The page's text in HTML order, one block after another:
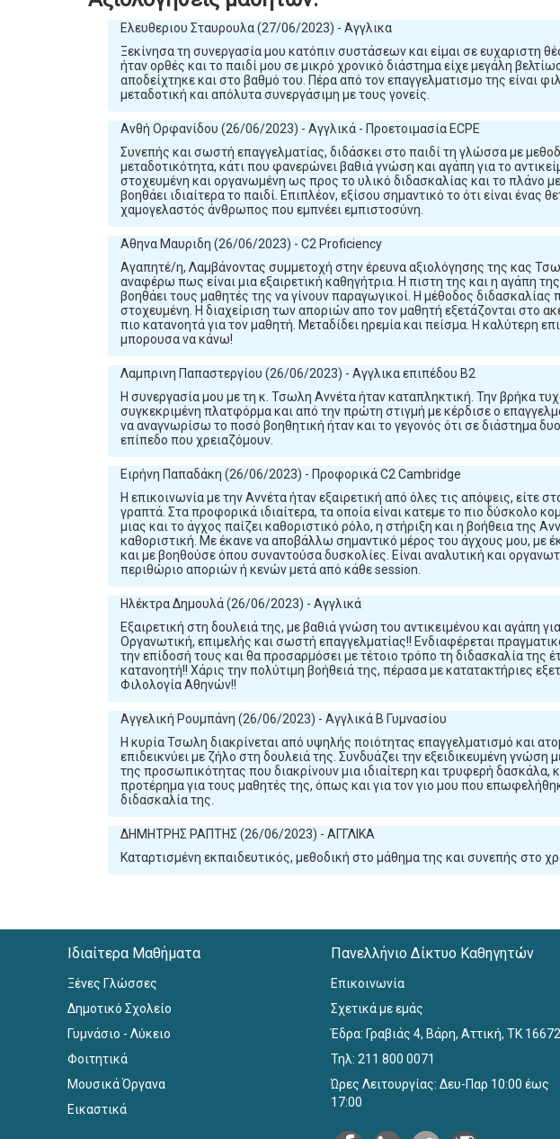
Ελευθεριου Σταυρουλα (27/06/2023) - Αγγλικα
Ξεκίνησα τη συνεργασία μου κατόπιν συστάσεων και είμαι σε ευχαριστη
ήταν ορθές και το παιδί μου σε μικρό χρονικό διάστημα είχε μεγάλη
αποδείχτηκε και στο βαθμό του. Πέρα από τον επαγγελματισμο της είναι
μεταδοτική και απόλυτα συνεργάσιμη με τους γονείς.
Ανθή Ορφανίδου (26/06/2023) - Αγγλικά - Προετοιμασία ECPE
Συνεπής και σωστή επαγγελματίας, διδάσκει στο παιδί τη γλώσσα με
μεταδοτικότητα, κάτι που φανερώνει βαθιά γνώση και αγάπη για το
στοχευμένη και οργανωμένη ως προς το υλικό διδασκαλίας και το πλάνο
βοηθάει ιδιαίτερα το παιδί. Επιπλέον, εξίσου σημαντικό το ότι είναι ένας
χαμογελαστός άνθρωπος που εμπνέει εμπιστοσύνη.
Αθηνα Μαυριδη (26/06/2023) - C2 Proficiency
Αγαπητέ/η, Λαμβάνοντας συμμετοχή στην έρευνα αξιολόγησης της κας
αναφέρω πως είναι μια εξαιρετική καθηγήτρια. Η πιστη της και η αγάπη
βοηθάει τους μαθητές της να γίνουν παραγωγικοί. Η μέθοδος διδασκαλίας
στοχευμένη. Η διαχείριση των αποριών απο τον μαθητή εξετάζονται στο
πιο κατανοητά για τον μαθητή. Μεταδίδει ηρεμία και πείσμα. Η καλύτερη
μπορουσα να κάνω!
Λαμπρινη Παπαστεργίου (26/06/2023) - Αγγλικα επιπέδου B2
Η συνεργασία μου με τη κ. Τσωλη Αννέτα ήταν καταπληκτική. Την βρήκα
συγκεκριμένη πλατφόρμα και από την πρώτη στιγμή με κέρδισε ο
να αναγνωρίσω το ποσό βοηθητική ήταν και το γεγονός ότι σε διάστημα
επίπεδο που χρειαζόμουν.
Ειρήνη Παπαδάκη (26/06/2023) - Προφορικά C2 Cambridge
Η επικοινωνία με την Αννέτα ήταν εξαιρετική από όλες τις απόψεις, είτε
γραπτά. Στα προφορικά ιδιαίτερα, τα οποία είναι κατεμε το πιο δύσκολο
μιας και το άγχος παίζει καθοριστικό ρόλο, η στήριξη και η βοήθεια της
καθοριστική. Με έκανε να αποβάλλω σημαντικό μέρος του άγχους μου, με
και με βοηθούσε όπου συναντούσα δυσκολίες. Είναι αναλυτική και
περιθώριο αποριών ή κενών μετά από κάθε session.
Ηλέκτρα Δημουλά (26/06/2023) - Αγγλικά
Εξαιρετική στη δουλειά της, με βαθιά γνώση του αντικειμένου και αγάπη
Οργανωτική, επιμελής και σωστή επαγγελματίας!! Ενδιαφέρεται
την επίδοσή τους και θα προσαρμόσει με τέτοιο τρόπο τη διδασκαλία της
κατανοητή!! Χάρις την πολύτιμη βοήθειά της, πέρασα με κατατακτήριες
Φιλολογία Αθηνών!!
Αγγελική Ρουμπάνη (26/06/2023) - Αγγλικά Β Γυμνασίου
Η κυρία Τσωλη διακρίνεται από υψηλής ποιότητας επαγγελματισμό και
επιδεικνύει με ζήλο στη δουλειά της. Συνδυάζει την εξειδικευμένη γνώση
της προσωπικότητας που διακρίνουν μια ιδιαίτερη και τρυφερή δασκάλα,
προτέρημα για τους μαθητές της, όπως και για τον γιο μου που
διδασκαλία της.
ΔΗΜΗΤΡΗΣ ΡΑΠΤΗΣ (26/06/2023) - ΑΓΓΛΙΚΑ
Καταρτισμένη εκπαιδευτικός, μεθοδική στο μάθημα της και συνεπής στο
Ιδιαίτερα Μαθήματα
Ξένες Γλώσσες
Δημοτικό Σχολείο
Γυμνάσιο - Λύκειο
Φοιτητικά
Μουσικά Όργανα
Εικαστικά
Πανελλήνιο Δίκτυο Καθηγητών
Επικοινωνία
Σχετικά με εμάς
Έδρα: Γραβιάς 4, Βάρη, Αττική, ΤΚ 16672
Τηλ: 211 800 0071
Ώρες Λειτουργίας: Δευ-Παρ 10:00 έως
17:00